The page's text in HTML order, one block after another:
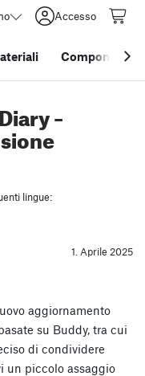
Accesso
Componenti e
–
lingue:
1. Aprile 2025
aggiornamento
su Buddy, tra cui
di condividere
un piccolo assaggio